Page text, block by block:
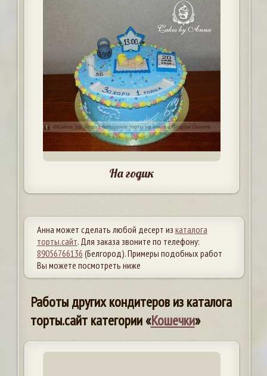
На годик
Анна может сделать любой десерт из каталога
торты.сайт. Для заказа звоните по телефону:
89056766136 (Белгород). Примеры подобных работ
Вы можете посмотреть ниже
Работы других кондитеров из каталога
торты.сайт категории «Кошечки»